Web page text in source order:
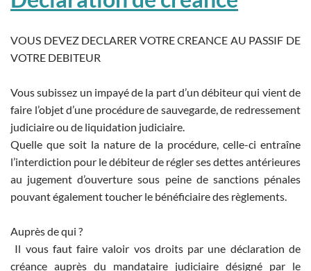
VOUS DEVEZ DECLARER VOTRE CREANCE AU PASSIF DE
VOTRE DEBITEUR
Vous subissez un impayé de la part d’un débiteur qui vient de
faire l’objet d’une procédure de sauvegarde, de redressement
judiciaire ou de liquidation judiciaire.
Quelle que soit la nature de la procédure, celle-ci entraîne
l’interdiction pour le débiteur de régler ses dettes antérieures
au jugement d’ouverture sous peine de sanctions pénales
pouvant également toucher le bénéficiaire des règlements.
Auprès de qui ?
Il vous faut faire valoir vos droits par une déclaration de
créance auprès du mandataire judiciaire désigné par le